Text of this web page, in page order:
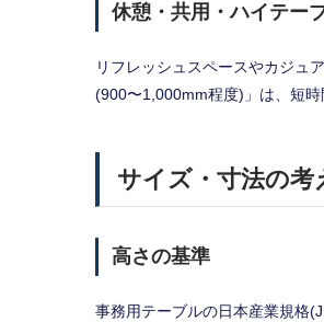
休憩・共用・ハイテー
リフレッシュスペースやカジュ
(900〜1,000mm程度)」は、短時
サイズ・寸法の考
高さの基準
事務用テーブルの日本産業規格